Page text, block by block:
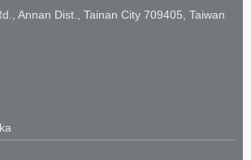
Annan Dist., Tainan City 709405, Taiwan